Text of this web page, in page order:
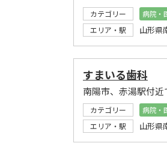
カテゴリー 病院・
エリア・駅
山形県
すまいる歯科
南陽市、赤湯駅付
カテゴリー 病院・
エリア・駅
山形県